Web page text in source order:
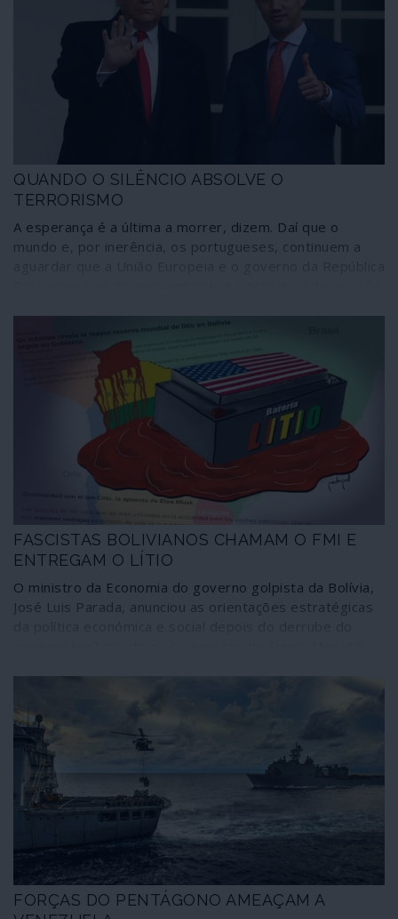
QUANDO O SILÊNCIO ABSOLVE O
TERRORISMO
A esperança é a última a morrer, dizem. Daí que o
mundo e, por inerência, os portugueses, continuem a
confessado contratualmente, era o de capturar, enviar
para os Estados Unidos ou assassinar o presidente
legítimo, Nicolás Maduro.
FASCISTAS BOLIVIANOS CHAMAM O FMI E
ENTREGAM O LÍTIO
O ministro da Economia do governo golpista da Bolívia,
José Luis Parada, anunciou as orientações estratégicas
estrangeiras e expansão latifundiária da produção
agroindustrial através da utilização de transgénicos
(OGM, organismos geneticamente modificados. Todas
as medidas se orientam pelo favorecimento de
interesses imperialistas e das oligarquias internas,
desvendando as orientações a longo prazo de um
governo que se diz “transitório”.
FORÇAS DO PENTÁGONO AMEAÇAM A